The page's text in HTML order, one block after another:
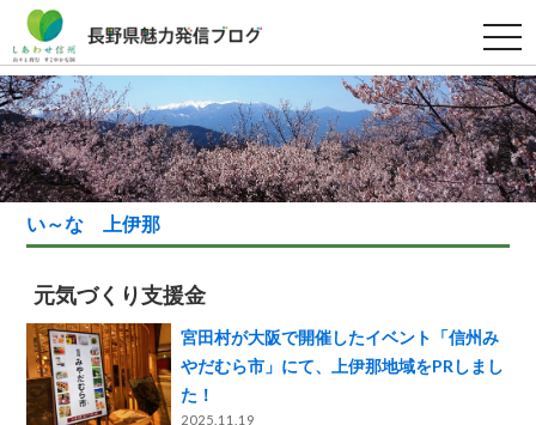
t
o
g
g
l
e
n
a
v
i
t
い～な 上伊那
元気づくり支援金
宮田村が大阪で開催したイベント「信州み
やだむら市」にて、上伊那地域をPRしまし
た！
2025.11.19